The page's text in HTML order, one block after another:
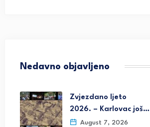
Nedavno objavljeno
Zvjezdano ljeto
2026. – Karlovac još…
August 7, 2026